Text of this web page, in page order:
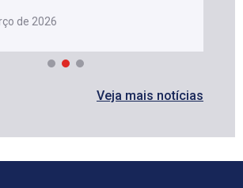
de 2026
Veja mais notícias